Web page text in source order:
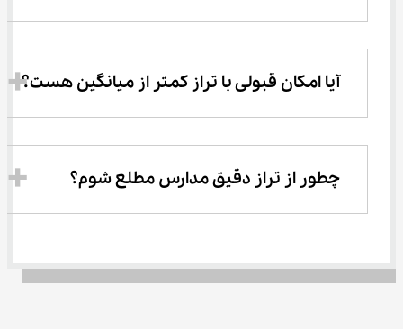
آیا امکان قبولی با تراز کمتر از میانگین هست؟
چطور از تراز دقیق مدارس مطلع شوم؟